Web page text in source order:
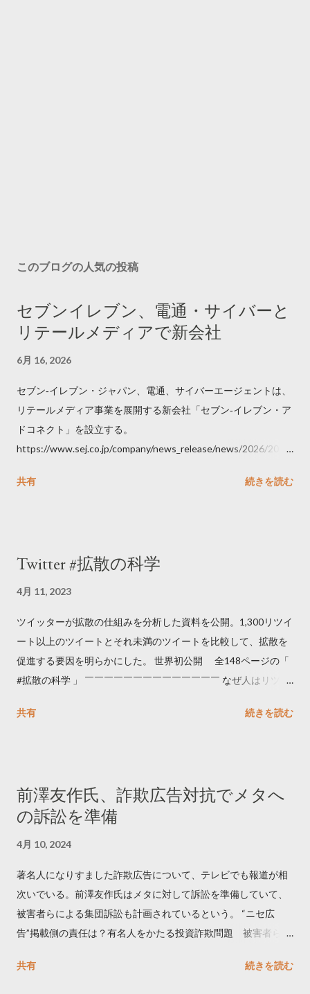
このブログの人気の投稿
セブンイレブン、電通・サイバーと
リテールメディアで新会社
6月 16, 2026
セブン‐イレブン・ジャパン、電通、サイバーエージェントは、
リテールメディア事業を展開する新会社「セブン‐イレブン・ア
ドコネクト」を設立する。
https://www.sej.co.jp/company/news_release/news/2026/2026
共有
続きを読む
Twitter #拡散の科学
4月 11, 2023
ツイッターが拡散の仕組みを分析した資料を公開。1,300リツイ
ート以上のツイートとそれ未満のツイートを比較して、拡散を
促進する要因を明らかにした。 世界初公開 全148ページの「
#拡散の科学 」 ￣￣￣￣￣￣￣￣￣￣￣￣￣￣ なぜ人はリツイ
学しました。 ー バズの目安は1300リツイート ー 人は16の熱量
トするのか？ https://marketing.twitter.com/ja/insights/kakusan
共有 続きを読む
前澤友作氏、詐欺広告対抗でメタへ
の訴訟を準備
4月 10, 2024
著名人になりすました詐欺広告について、テレビでも報道が相
次いでいる。前澤友作氏はメタに対して訴訟を準備していて、
被害者らによる集団訴訟も計画されているという。 “ニセ広
告”掲載側の責任は？有名人をかたる投資詐欺問題 被害者らが
https://newsdig.tbs.co.jp/articles/-/1091835 なぜなくならな
共有 続きを読む